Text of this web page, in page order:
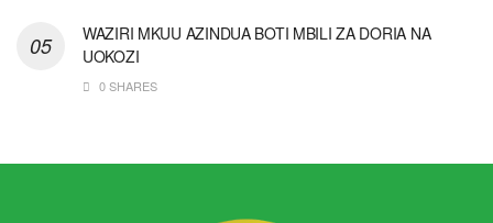
WAZIRI MKUU AZINDUA BOTI MBILI ZA DORIA NA
UOKOZI
0 SHARES